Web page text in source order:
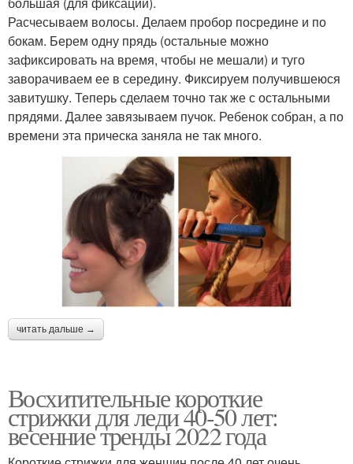
Расчесываем волосы. Делаем пробор посредине и по
бокам. Берем одну прядь (остальные можно
зафиксировать на время, чтобы не мешали) и туго
заворачиваем ее в середину. Фиксируем получившеюся
завитушку. Теперь сделаем точно так же с остальными
прядями. Далее завязываем пучок. Ребенок собран, а по
времени эта прическа заняла не так много.
читать дальше →
Восхитительные короткие
стрижки для леди 40-50 лет:
весенние тренды 2022 года